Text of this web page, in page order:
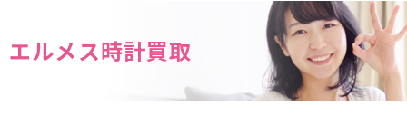
エルメス時計買取